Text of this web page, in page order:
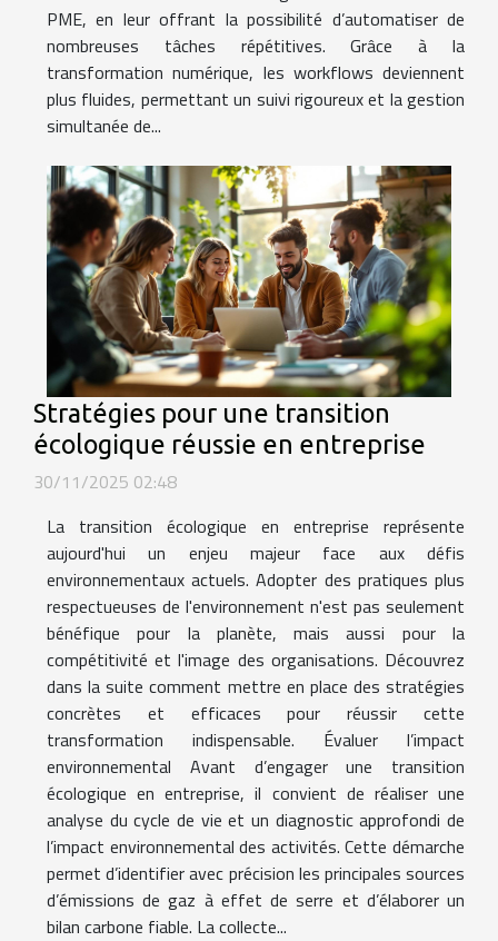
PME, en leur offrant la possibilité d’automatiser de
nombreuses tâches répétitives. Grâce à la
transformation numérique, les workflows deviennent
plus fluides, permettant un suivi rigoureux et la gestion
simultanée de...
Stratégies pour une transition
écologique réussie en entreprise
30/11/2025 02:48
La transition écologique en entreprise représente
aujourd'hui un enjeu majeur face aux défis
environnementaux actuels. Adopter des pratiques plus
respectueuses de l'environnement n'est pas seulement
bénéfique pour la planète, mais aussi pour la
compétitivité et l'image des organisations. Découvrez
dans la suite comment mettre en place des stratégies
concrètes et efficaces pour réussir cette
transformation indispensable. Évaluer l’impact
environnemental Avant d’engager une transition
écologique en entreprise, il convient de réaliser une
analyse du cycle de vie et un diagnostic approfondi de
l’impact environnemental des activités. Cette démarche
permet d’identifier avec précision les principales sources
d’émissions de gaz à effet de serre et d’élaborer un
bilan carbone fiable. La collecte...